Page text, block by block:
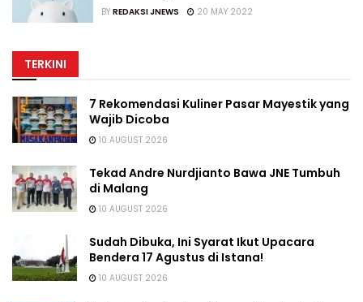
BY REDAKSI JNEWS 20 MAY 2022
TERKINI
7 Rekomendasi Kuliner Pasar Mayestik yang
Wajib Dicoba
10 AUGUST 2026
Tekad Andre Nurdjianto Bawa JNE Tumbuh
di Malang
10 AUGUST 2026
Sudah Dibuka, Ini Syarat Ikut Upacara
Bendera 17 Agustus di Istana!
10 AUGUST 2026